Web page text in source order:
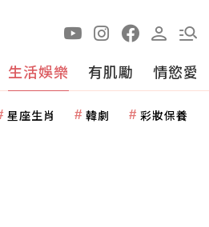
生活娛樂 有肌勵 情慾愛
星座生肖 韓劇 彩妝保養